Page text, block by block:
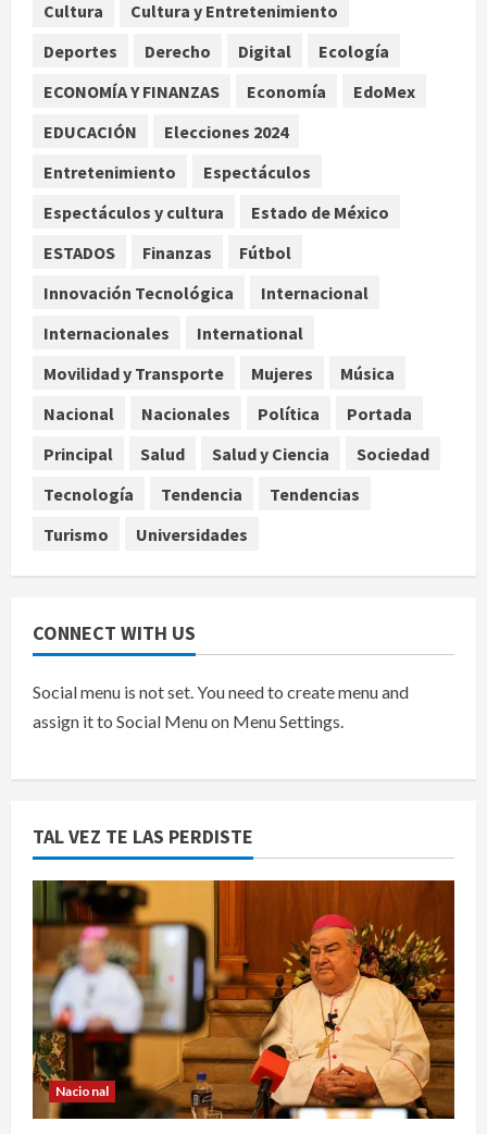
centenario de la Asociación de
agosto 7, 2026
Desplome de la IA arrastra a fondos
estrella de Wall Street
4
Estudio en Science vincula el
consumo de fruta ancestral con la
agosto 7, 2026
Internacional
EE.UU. amplía revisión de redes
y ciertos ciudadanos de México y
Cultura
Cultura y Entretenimiento
Deportes
Derecho Digital
Ecología
ECONOMÍA Y FINANZAS
Economía
EdoMex
EDUCACIÓN
Elecciones 2024
Entretenimiento
Espectáculos
Espectáculos y cultura
Estado de México
ESTADOS
Finanzas
Fútbol
Innovación Tecnológica
Internacional
Internacionales
International
Movilidad y Transporte
Mujeres
Música
Nacional
Nacionales Política
Portada
Principal
Salud Salud y Ciencia
Sociedad
Tecnología
Tendencia
Tendencias
Turismo
Universidades
CONNECT WITH US
Social menu is not set. You need to create menu and
assign it to Social Menu on Menu Settings.
TAL VEZ TE LAS PERDISTE
Nacional